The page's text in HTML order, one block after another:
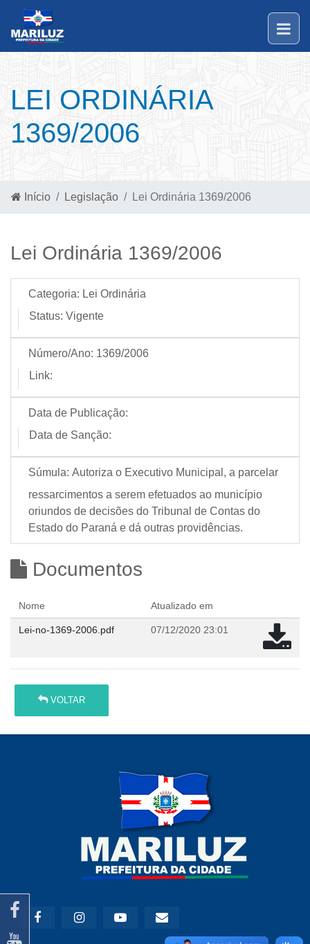
LEI ORDINÁRIA
1369/2006
Início Legislação Lei Ordinária 1369/2006
Lei Ordinária 1369/2006
Categoria: Lei Ordinária
Status: Vigente
Número/Ano: 1369/2006
Link:
Data de Publicação:
Data de Sanção:
Súmula: Autoriza o Executivo Municipal, a parcelar
ressarcimentos a serem efetuados ao município
oriundos de decisões do Tribunal de Contas do
Estado do Paraná e dá outras providências.
Documentos
Nome Atualizado em
Lei-no-1369-2006.pdf 07/12/2020 23:01
VOLTAR